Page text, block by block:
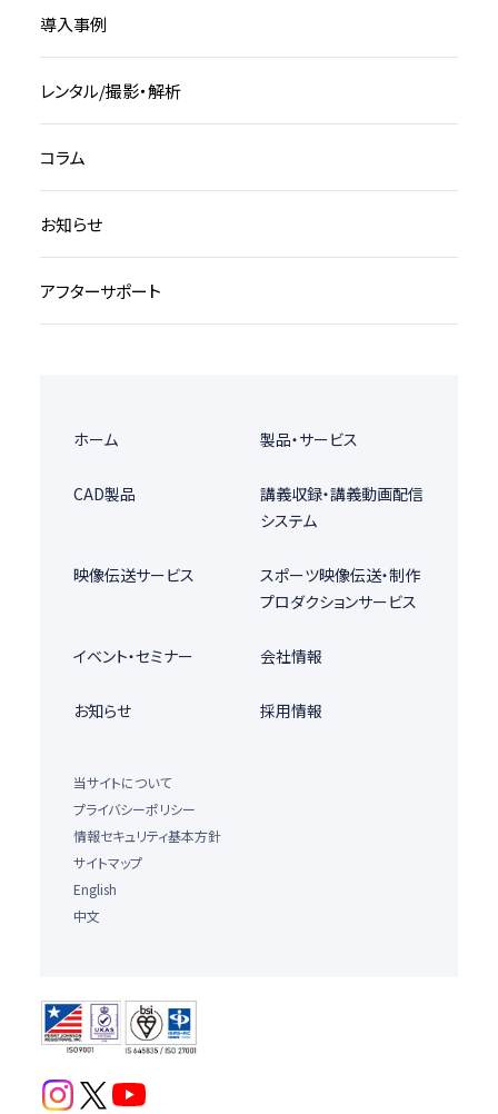
導入事例
レンタル/撮影・解析
コラム
お知らせ
アフターサポート
ホーム 製品・サービス
CAD製品
講義収録・講義動画配信
システム
映像伝送サービス
スポーツ映像伝送・制作
プロダクションサービス
イベント・セミナー 会社情報
お知らせ 採用情報
当サイトについて
プライバシーポリシー
情報セキュリティ基本方針
サイトマップ
English
中文